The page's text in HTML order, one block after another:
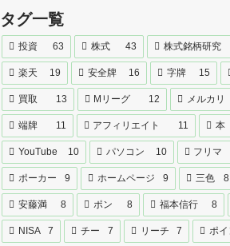
タグ一覧
投資 63 株式 43 株式銘柄研究
楽天 19 安全牌 16 字牌 15
買取 13 Mリーグ 12 メルカリ
端牌 11 アフィリエイト 11 本
YouTube 10 パソコン 10 フリマ
ポーカー 9 ホームページ 9 三色 8
安藤満 8 ポン 8 福本信行 8
NISA 7 チー 7 リーチ 7 ポイ